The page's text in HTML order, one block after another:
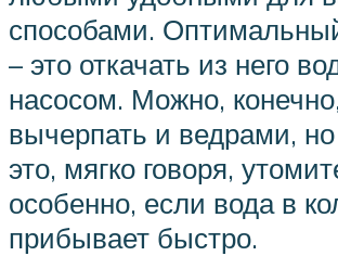
способами.
– это откачать из него
насосом. Можно, конечно,
вычерпать и ведрами,
это, мягко говоря,
особенно, если вода в
прибывает быстро.